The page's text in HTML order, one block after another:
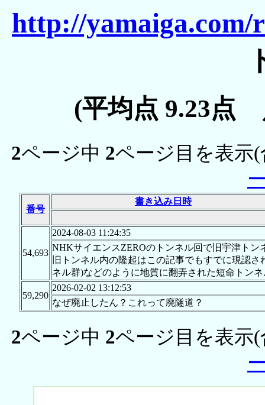
http://yamaiga.com/
(平均点 9.23点
2ページ中 2ページ目を表示(
番号
書き込み日時
54,693
2024-08-03 11:24:35
NHKサイエンスZEROのトンネル回で旧宇津ト
旧トンネル内の隆起はこの記事でもすでに現認
ネル群)などのように地質に翻弄された短命トン
59,290
2026-02-02 13:12:53
なぜ廃止したん？これって廃隧道？
2ページ中 2ページ目を表示(